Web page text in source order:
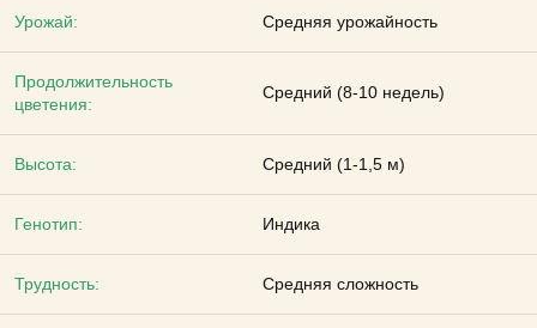
Урожай: Средняя урожайность
Продолжительность
цветения:
Средний (8-10 недель)
Высота: Средний (1-1,5 м)
Генотип: Индика
Трудность: Средняя сложность